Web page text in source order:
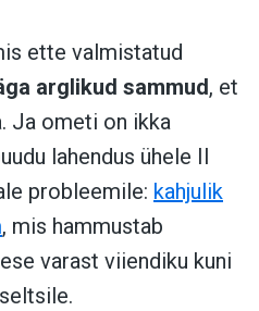
ette valmistatud
arglikud sammud, et
Ja ometi on ikka
lahendus ühele II
probleemile: kahjulik
, mis hammustab
varast viiendiku kuni